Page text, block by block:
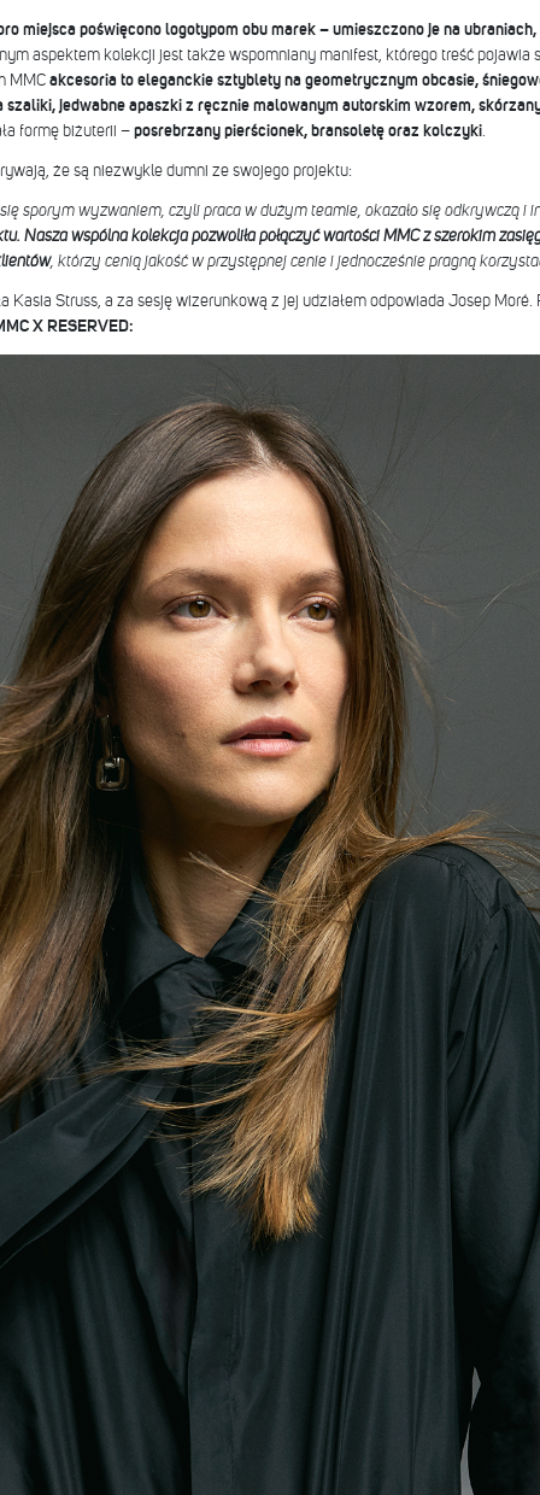
miejsca poświęcono logotypom obu marek – umieszczono je na
aspektem kolekcji jest także wspomniany manifest, którego treść pojawia
MMC akcesoria to eleganckie sztyblety na geometrycznym obcasie,
szaliki, jedwabne apaszki z ręcznie malowanym autorskim wzorem,
formę biżuterii – posrebrzany pierścionek, bransoletę oraz kolczyki.
że są niezwykle dumni ze swojego projektu:
sporym wyzwaniem, czyli praca w dużym teamie, okazało się odkrywczą i
Nasza wspólna kolekcja pozwoliła połączyć wartości MMC z szerokim
, którzy cenią jakość w przystępnej cenie i jednocześnie pragną
Kasia Struss, a za sesję wizerunkową z jej udziałem odpowiada Josep
X RESERVED: